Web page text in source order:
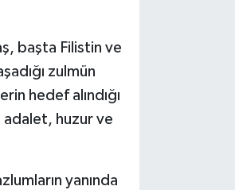
başta Filistin ve
zulmün
hedef alındığı
adalet, huzur ve
yanında